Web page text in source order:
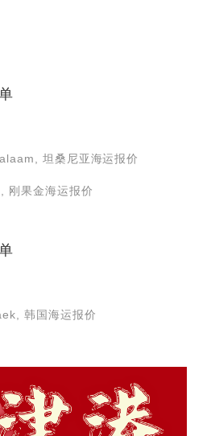
坦桑尼亚海运报价
刚果金海运报价
韩国海运报价